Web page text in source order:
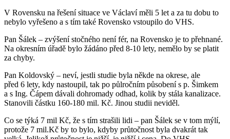
V Rovensku na řešení situace ve Václaví měli 5 let a za tu dobu to
nebylo vyřešeno a s tím také Rovensko vstoupilo do VHS.
Pan Šálek – zvýšení stočného není fér, na Rovensko je to přehnané.
Na okresním úřadě bylo žádáno před 8-10 lety, nemělo by se platit
za chyby.
Pan Koldovský – neví, jestli studie byla někde na okrese, ale
před 6 lety, kdy nastoupil, tak po půlročním působení s p. Šimkem
a s Ing. Čápem dávali dohromady odhad, kolik by stála kanalizace.
Stanovili částku 160-180 mil. Kč. Jinou studii neviděl.
Co se týká 7 mil Kč, že s tím strašili lidi – pan Šálek se v tom mýlí,
protože 7 mil.Kč by to bylo, kdyby průtočnost byla dvakrát tak